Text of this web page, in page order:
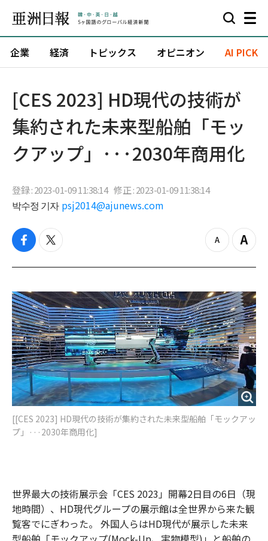
企業 経済 トピックス オピニオン AI PICK
[CES 2023] HD現代の技術が
集約された未来型船舶「モッ
クアップ」···2030年商用化
登録 : 2023-01-09 11:38:14 修正 : 2023-01-09 11:38:14
박수정 기자 psj2014@ajunews.com
f
c
b
o
o
k
t
i
t
e
r
z
o
o
u
t
Z
o
i
n
[[CES 2023] HD現代の技術が集約された未来型船舶「モックアッ
プ」···2030年商用化]
世界最大の技術展示会「CES 2023」開幕2日目の6日（現
地時間）、HD現代グループの展示館は全世界から来た観
覧客でにぎわった。 外国人らはHD現代が展示した未来